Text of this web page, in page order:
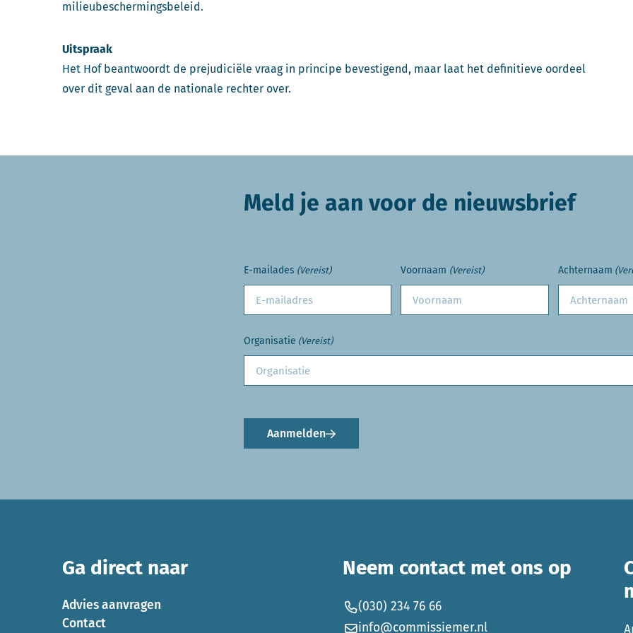
milieubeschermingsbeleid.
Uitspraak
Het Hof beantwoordt de prejudiciële vraag in principe bevestigend, maar laat het definitieve oordeel
over dit geval aan de nationale rechter over.
Meld je aan voor de nieuwsbrief
E-mailades (Vereist) Voornaam (Vereist) Achternaam
Organisatie (Vereist)
Aanmelden
Ga direct naar
Advies aanvragen
Contact
Neem contact met ons op
(030) 234 76 66
info@commissiemer.nl